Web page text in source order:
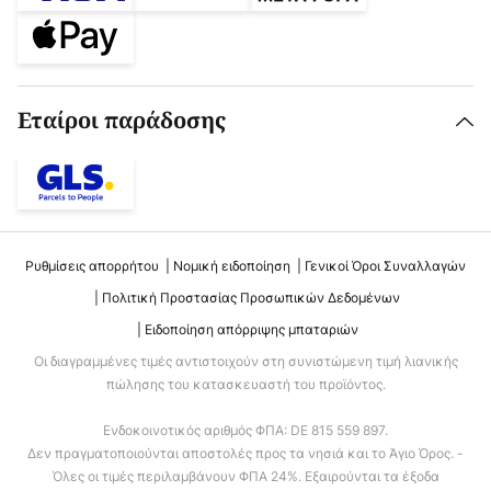
Εταίροι παράδοσης
Ρυθμίσεις απορρήτου Νομική ειδοποίηση
Γενικοί Όροι Συναλλαγών
Πολιτική Προστασίας Προσωπικών Δεδομένων
Ειδοποίηση απόρριψης μπαταριών
Οι διαγραμμένες τιμές αντιστοιχούν στη συνιστώμενη τιμή λιανικής
πώλησης του κατασκευαστή του προϊόντος.
Ενδοκοινοτικός αριθμός ΦΠΑ: DE 815 559 897.
Δεν πραγματοποιούνται αποστολές προς τα νησιά και το Άγιο Όρος. -
Όλες οι τιμές περιλαμβάνουν ΦΠΑ 24%. Εξαιρούνται τα έξοδα